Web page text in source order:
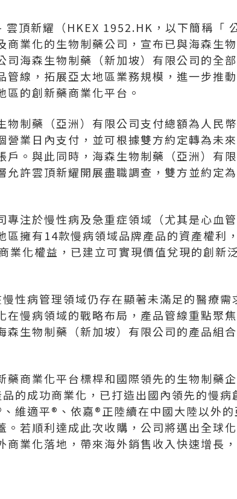
頂新耀（HKEX 1952.HK，以下簡稱「
業化的生物制藥公司， 宣布已與海森生
司海森生物制藥（新加坡）有限公司的全
管線，拓展亞太地區業務規模，進一步推
的創新藥商業化平台。
物制藥（亞洲）有限公司支付總額為人民
業日內支付，並可根據雙方約定轉為未
戶。與此同時，海森生物制藥（亞洲）有
允許雲頂新耀開展盡職調查，雙方並約定
專注於慢性病及急重症領域（尤其是心血
區擁有14款慢病領域品牌產品的資產權利
業化權益，已建立可實現價值兌現的創新
性病管理領域仍存在顯著未滿足的醫療需
在慢病領域的戰略布局，產品管線重點聚
森生物制藥（新加坡）有限公司的產品組
藥商業化平台標桿和國際領先的生物制藥
的成功商業化，已打造出國內領先的慢病
維適平®、依嘉®正陸續在中國大陸以外
。若順利達成此次收購，公司將邁出全球
商業化落地，帶來海外銷售收入快速增長